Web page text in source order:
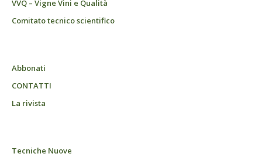
VVQ – Vigne Vini e Qualità
Comitato tecnico scientifico
Abbonati
CONTATTI
La rivista
Tecniche Nuove